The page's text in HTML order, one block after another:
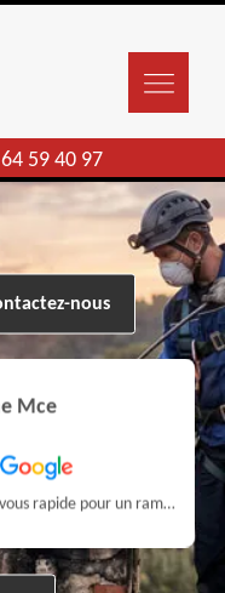
59 40 97
nous
Mce
Très professionnel et surtout un rendez vous rapide pour un ramonage efficace